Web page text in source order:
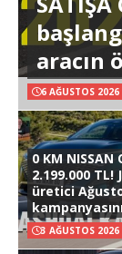
aracın
6 AĞUSTOS 2026
0 KM NISSAN
2.199.000 TL!
üretici
3 AĞUSTOS 2026